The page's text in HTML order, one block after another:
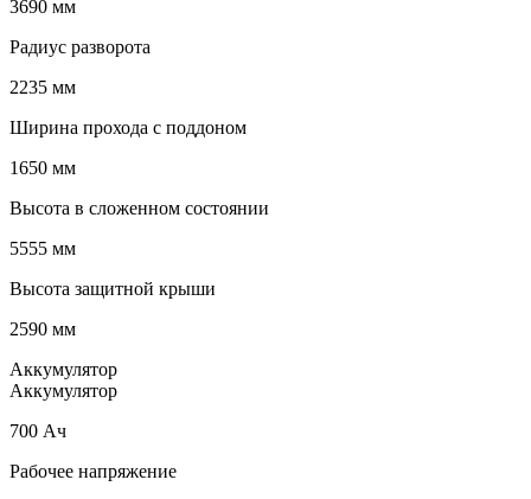
3690 мм
Радиус разворота
2235 мм
Ширина прохода с поддоном
1650 мм
Высота в сложенном состоянии
5555 мм
Высота защитной крыши
2590 мм
Аккумулятор
Аккумулятор
700 Ач
Рабочее напряжение